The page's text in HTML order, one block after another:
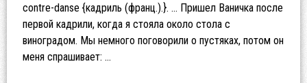
contre-danse {кадриль (франц.).}. … Пришел Ваничка после
первой кадрили, когда я стояла около стола с
виноградом. Мы немного поговорили о пустяках, потом он
меня спрашивает: …